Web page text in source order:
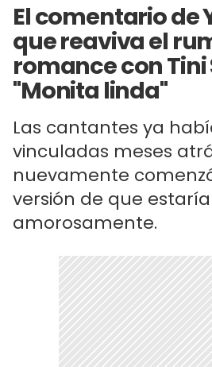
El comentario de
que reaviva el
romance con Tini
"Monita linda"
Las cantantes ya
vinculadas meses
nuevamente
versión de que
amorosamente.